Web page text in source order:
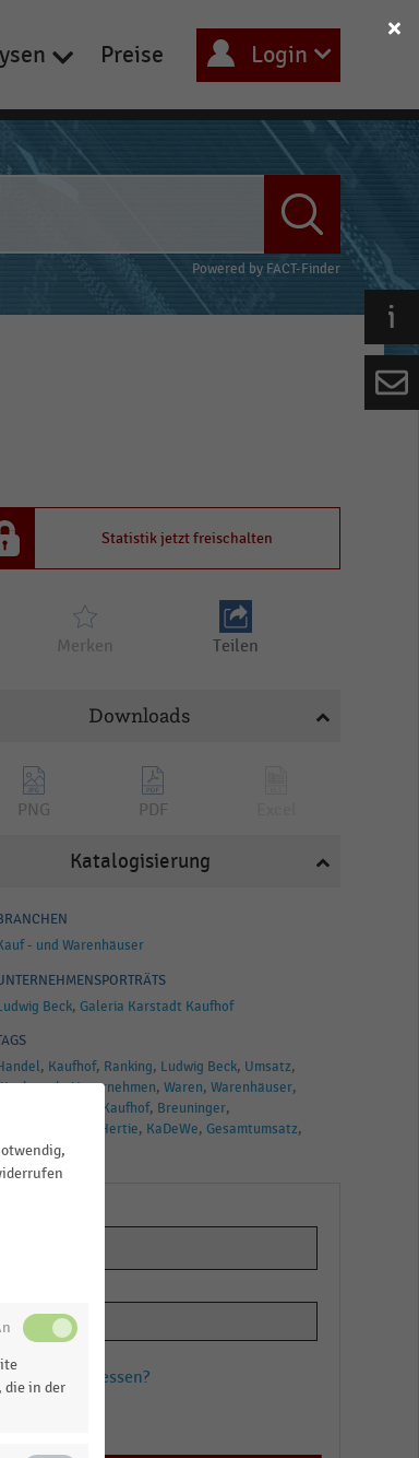
Preise Login
Powered by FACT-Finder
Statistik jetzt freischalten
Merken Teilen
Downloads
PNG PDF
Katalogisierung
- und Warenhäuser
Beck Galeria Karstadt Kaufhof
Kaufhof Ranking Ludwig Beck Umsatz
Unternehmen Waren Warenhäuser
Galeria Karstadt Kaufhof Breuninger
Hertie KaDeWe Gesamtumsatz
Passwort vergessen?
die in der